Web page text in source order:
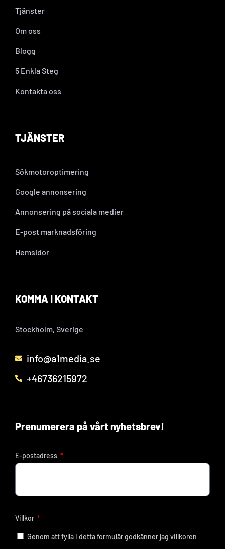
Tjänster
Om oss
Blogg
5 Enkla Steg
Kontakta oss
TJÄNSTER
Sökmotoroptimering
Google annonsering
Annonsering på sociala medier
E-post marknadsföring
Hemsidor
KOMMA I KONTAKT
Stockholm, Sverige
info@a1media.se
+46736215972
Prenumerera på vårt nyhetsbrev!
E-postadress
Villkor
Genom att fylla i detta formulärgodkänner jag villkoren